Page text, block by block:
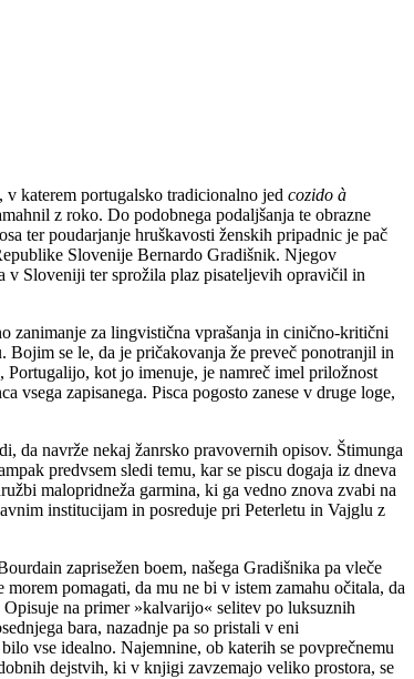
, v katerem portugalsko tradicionalno jed cozido à
z roko. Do podobnega podaljšanja te obrazne
ter poudarjanje hruškavosti ženskih pripadnic je pač
Slovenije Bernardo Gradišnik. Njegov
v Sloveniji ter sprožila plaz pisateljevih opravičil in
zanimanje za lingvistična vprašanja in cinično-kritični
se le, da je pričakovanja že preveč ponotranjil in
Portugalijo, kot jo imenuje, je namreč imel priložnost
zapisanega. Pisca pogosto zanese v druge loge,
da navrže nekaj žanrsko pravovernih opisov. Štimunga
predvsem sledi temu, kar se piscu dogaja iz dneva
malopridneža garmina, ki ga vedno znova zvabi na
institucijam in posreduje pri Peterletu in Vajglu z
zaprisežen boem, našega Gradišnika pa vleče
pomagati, da mu ne bi v istem zamahu očitala, da
na primer »kalvarijo« selitev po luksuznih
bara, nazadnje pa so pristali v eni
vse idealno. Najemnine, ob katerih se povprečnemu
dejstvih, ki v knjigi zavzemajo veliko prostora, se